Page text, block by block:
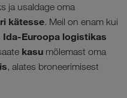
ja usaldage oma
kätesse. Meil on enam kui
Euroopa logistikas
kasu mõlemast oma
, alates broneerimisest